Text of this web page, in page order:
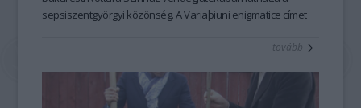
sepsiszentgyörgyi közönség. A Variaþiuni enigmatice címet
tovább